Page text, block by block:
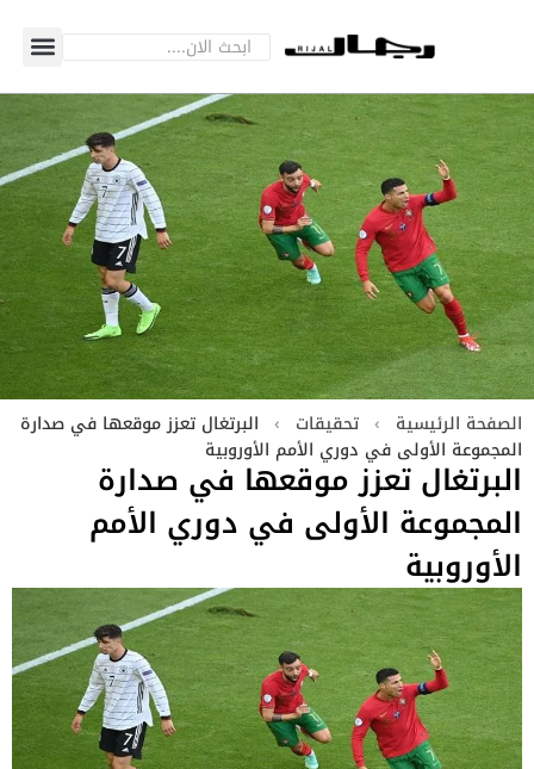
الصفحة الرئيسية › تحقيقات › البرتغال تعزز موقعها في صدارة
المجموعة الأولى في دوري الأمم الأوروبية
البرتغال تعزز موقعها في صدارة
المجموعة الأولى في دوري الأمم
الأوروبية